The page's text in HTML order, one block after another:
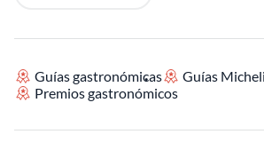
Guías gastronómicas
Guías
Premios gastronómicos